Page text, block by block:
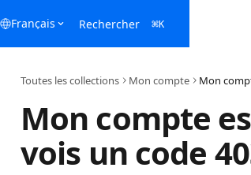
Français Rechercher ⌘K
Toutes les collections Mon compte Mon
Mon compte
vois un code